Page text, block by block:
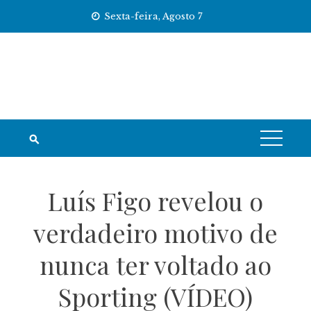
Sexta-feira, Agosto 7
Luís Figo revelou o
verdadeiro motivo de
nunca ter voltado ao
Sporting (VÍDEO)